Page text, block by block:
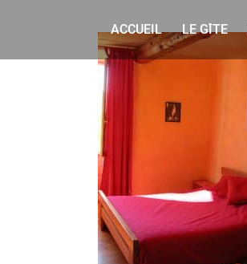
ACCUEIL LE GÎTE